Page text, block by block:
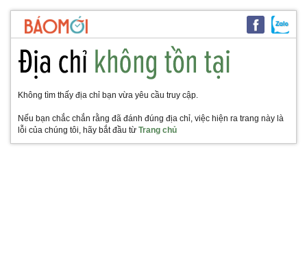
Không tìm thấy địa chỉ bạn vừa yêu cầu truy cập.
Nếu bạn chắc chắn rằng đã đánh đúng địa chỉ, việc hiện ra trang này là
lỗi của chúng tôi, hãy bắt đầu từ Trang chủ